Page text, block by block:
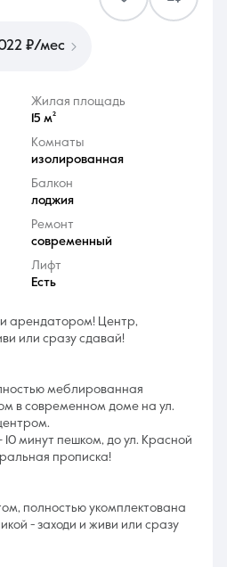
297-00-00
с 08:30 до 20:00
₽/мес
Жилая площадь
15 м²
Комнаты
изолированная
Балкон
лоджия
Ремонт
современный
Лифт
Есть
арендатором! Центр,
или сразу сдавай!
меблированная
в современном доме на ул.
минут пешком, до ул. Красной
прописка!
полностью укомплектована
- заходи и живи или сразу